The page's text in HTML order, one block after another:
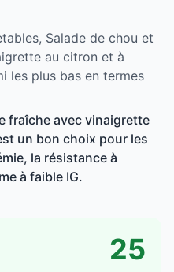
Salade de chou et
au citron et à
les plus bas en termes
fraîche avec vinaigrette
un bon choix pour les
la résistance à
à faible IG.
25